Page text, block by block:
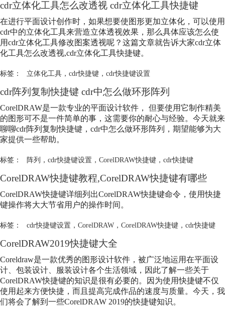
cdr立体化工具怎么改透视 cdr立体化工具快捷键
在进行平面设计创作时，如果想要使图形更加立体化，可以使用
cdr中的立体化工具来营造立体透视效果，那么具体应该怎么使
用cdr立体化工具修改图案透视呢？这篇文章就告诉大家cdr立体
化工具怎么改透视,cdr立体化工具快捷键。
标签： 立体化工具， cdr快捷键， cdr快捷键设置
cdr阵列复制快捷键 cdr中怎么做环形阵列
CorelDRAW是一款专业的平面设计软件， 但要使用它制作精美
的图形可不是一件简单的事，这需要你的耐心与经验。今天就来
聊聊cdr阵列复制快捷键，cdr中怎么做环形阵列，期望能够为大
家提供一些帮助。
标签： 阵列 ， cdr快捷键设置， CorelDRAW快捷键， cdr快捷键
CorelDRAW快捷键教程,CorelDRAW快捷键有哪些
CorelDRAW快捷键详细列出CorelDRAW快捷键命令，使用快捷
键操作将大大节省用户的操作时间。
标签： cdr快捷键设置， CorelDRAW， CorelDRAW快捷键， cdr快捷键
CorelDRAW2019快捷键大全
Coreldraw是一款优秀的图形设计软件，被广泛地运用在平面设
计、包装设计、服装设计各个生活领域，因此了解一些关于
CorelDRAW快捷键的知识是很有必要的。因为使用快捷键不仅
使用起来方便快捷，而且提高完成作品的速度与质量。今天，我
们将会了解到一些CorelDRAW 2019的快捷键知识。